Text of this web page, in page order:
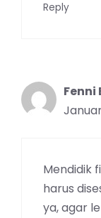
Reply
Fenni
Mendidik
harus
ya, agar